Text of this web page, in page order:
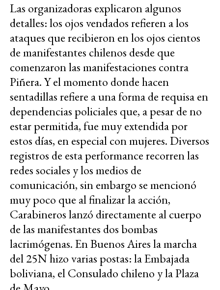
Las organizadoras explicaron algunos
detalles: los ojos vendados refieren a los
ataques que recibieron en los ojos cientos
de manifestantes chilenos desde que
comenzaron las manifestaciones contra
Piñera. Y el momento donde hacen
sentadillas refiere a una forma de requisa en
dependencias policiales que, a pesar de no
estar permitida, fue muy extendida por
estos días, en especial con mujeres. Diversos
registros de esta performance recorren las
redes sociales y los medios de
comunicación, sin embargo se mencionó
muy poco que al finalizar la acción,
Carabineros lanzó directamente al cuerpo
de las manifestantes dos bombas
lacrimógenas. En Buenos Aires la marcha
del 25N hizo varias postas: la Embajada
boliviana, el Consulado chileno y la Plaza